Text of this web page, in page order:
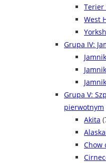
Terier
West
Grupa IV:
Grupa V:
pierwotnym
Akita
Chow